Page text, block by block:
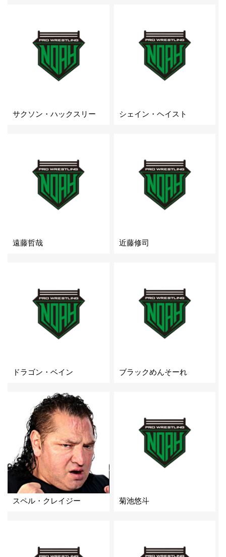
サクソン・ハックスリー シェイン・ヘイスト
遠藤哲哉 近藤修司
ドラゴン・ベイン ブラックめんそーれ
スペル・クレイジー 菊池悠斗